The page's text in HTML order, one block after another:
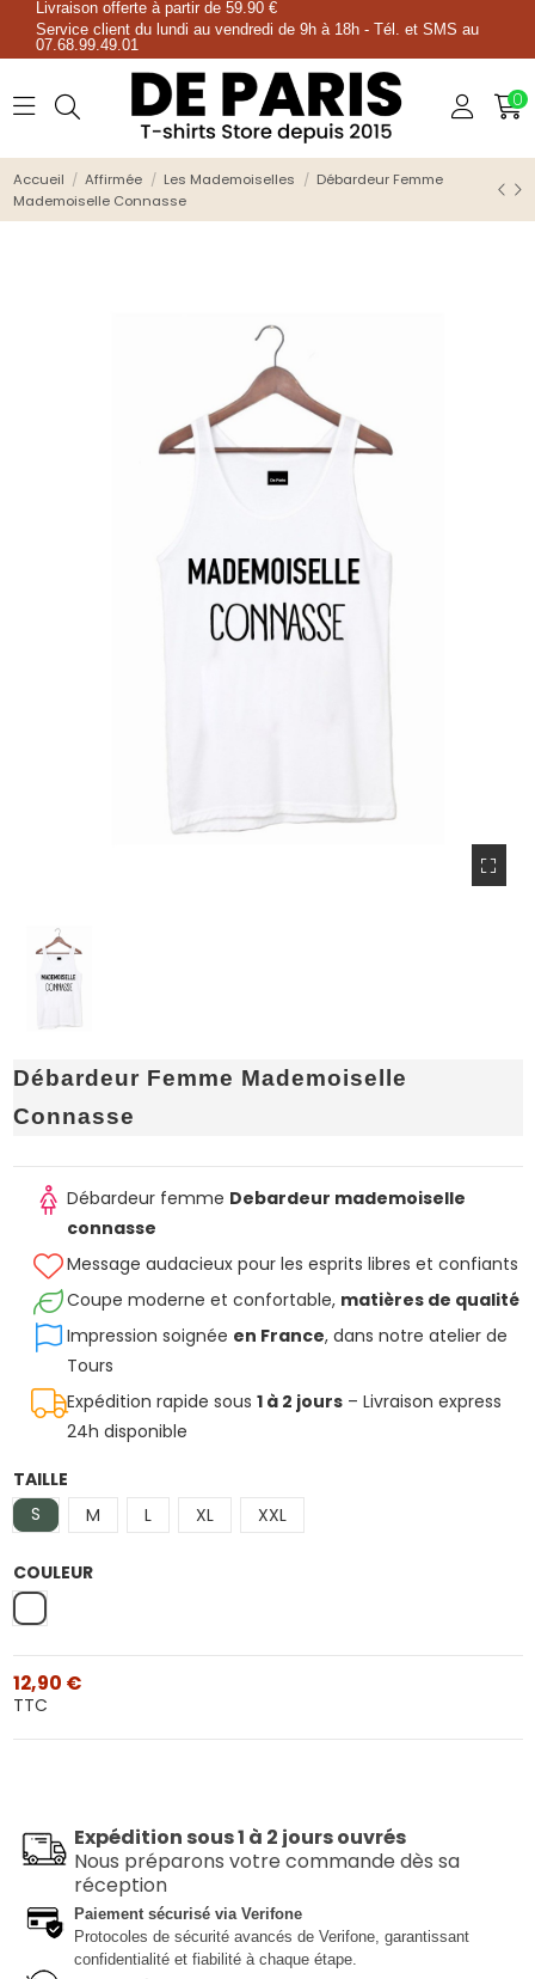
Livraison offerte à partir de 59.90 €
Service client du lundi au vendredi de 9h à 18h - Tél. et SMS au
07.68.99.49.01
0
Accueil Affirmée Les Mademoiselles
Débardeur Femme
Mademoiselle Connasse
Débardeur Femme Mademoiselle
Connasse
Débardeur femme Debardeur mademoiselle
connasse
Message audacieux pour les esprits libres et confiants
Coupe moderne et confortable, matières de qualité
Impression soignée en France, dans notre atelier de
Tours
Expédition rapide sous 1 à 2 jours– Livraison express
24h disponible
TAILLE
S
M L XL XXL
COULEUR
Blanc
12,90 €
TTC
Expédition sous 1 à 2 jours ouvrés
Nous préparons votre commande dès sa
réception
Paiement sécurisé via Verifone
Protocoles de sécurité avancés de Verifone, garantissant
confidentialité et fiabilité à chaque étape.